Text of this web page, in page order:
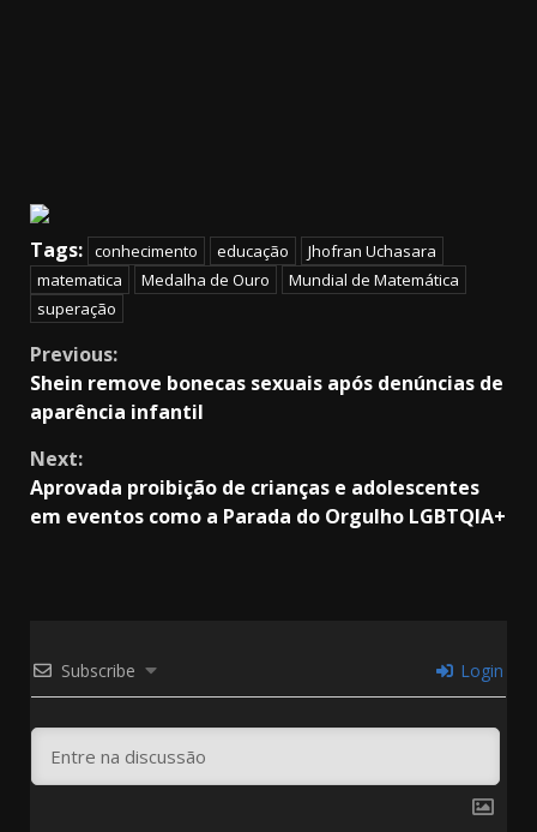
Tags: conhecimento educação
Jhofran Uchasara
matematica
Medalha de Ouro
Mundial de Matemática
superação
Continue
Reading
Previous:
Shein remove bonecas sexuais após denúncias de
aparência infantil
Next:
Aprovada proibição de crianças e adolescentes
em eventos como a Parada do Orgulho LGBTQIA+
Subscribe Login